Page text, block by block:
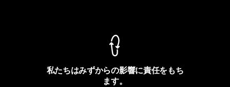
私たちはみずからの影響に責任をもち
ます。